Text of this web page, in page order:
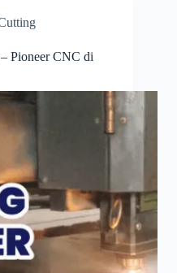
Pioneer CNC di